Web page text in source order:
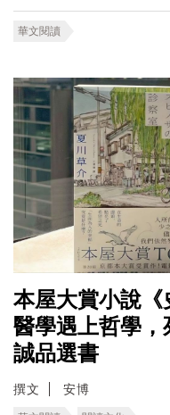
華文閱讀
本屋大賞小說
醫學遇上哲學，
誠品選書
撰文 安博